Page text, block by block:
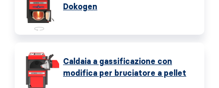
Dokogen
Caldaia a gassificazione con
modifica per bruciatore a pellet